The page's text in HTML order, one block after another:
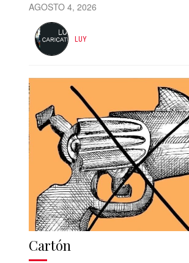
AGOSTO 4, 2026
LUY
Cartón